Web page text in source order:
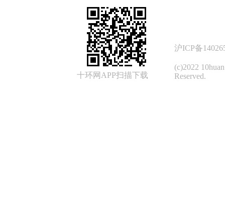
十环网APP扫描下载
沪ICP备
(c)2022
Reserved.